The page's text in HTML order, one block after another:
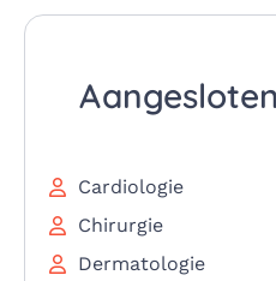
Cardiologie
Chirurgie
Dermatologie